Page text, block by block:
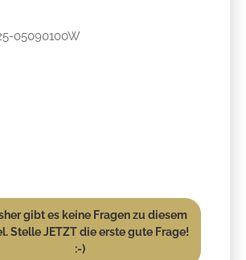
05090100W
gibt es keine Fragen zu diesem
Stelle JETZT die erste gute Frage!
:-)